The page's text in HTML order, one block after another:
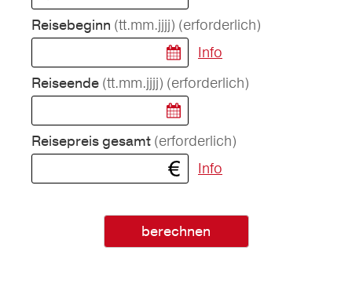
Reisebeginn (tt.mm.jjjj) (erforderlich)
Info
Reiseende (tt.mm.jjjj) (erforderlich)
Reisepreis gesamt (erforderlich)
Info
berechnen